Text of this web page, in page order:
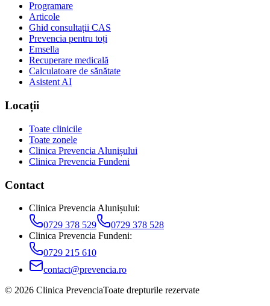
Programare
Articole
Ghid consultații CAS
Prevencia pentru toți
Emsella
Recuperare medicală
Calculatoare de sănătate
Asistent AI
Locații
Toate clinicile
Toate zonele
Clinica Prevencia Alunișului
Clinica Prevencia Fundeni
Contact
Clinica Prevencia Alunișului:
0729 378 529
0729 378 528
Clinica Prevencia Fundeni:
0729 215 610
contact@prevencia.ro
© 2026 Clinica PrevenciaToate drepturile rezervate